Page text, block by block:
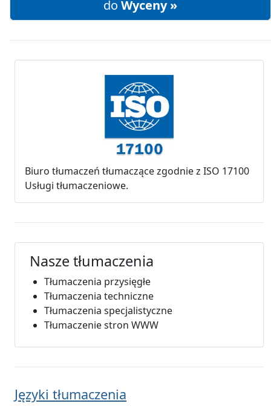
do Wyceny »
Biuro tłumaczeń tłumaczące zgodnie z ISO 17100
Usługi tłumaczeniowe.
Nasze tłumaczenia
Tłumaczenia przysięgłe
Tłumaczenia techniczne
Tłumaczenia specjalistyczne
Tłumaczenie stron WWW
Języki tłumaczenia